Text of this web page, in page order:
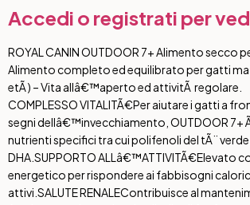
Accedi o registrati per
ROYAL CANIN OUTDOOR 7+ Alimento secco
Alimento completo ed equilibrato per gatti
etÃ ) – Vita allâ€™aperto ed attivitÃ regolare.
COMPLESSO VITALITÃ€Per aiutare i gatti a
segni dellâ€™invecchiamento, OUTDOOR 7+
nutrienti specifici tra cui polifenoli del tÃ¨
DHA. SUPPORTO ALLâ€™ATTIVITÃ€Elevato
energetico per rispondere ai fabbisogni
attivi. SALUTE RENALEContribuisce al